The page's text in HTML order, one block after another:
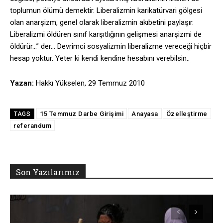
toplumun ölümü demektir. Liberalizmin karikatürvari gölgesi
olan anarşizm, genel olarak liberalizmin akıbetini paylaşır.
Liberalizmi öldüren sınıf karşıtlığının gelişmesi anarşizmi de
öldürür…” der… Devrimci sosyalizmin liberalizme vereceği hiçbir
hesap yoktur. Yeter ki kendi kendine hesabını verebilsin..
Yazan: Hakkı Yükselen, 29 Temmuz 2010
TAGS 15 Temmuz Darbe Girişimi Anayasa
Özelleştirme
referandum
Son Yazılarımız